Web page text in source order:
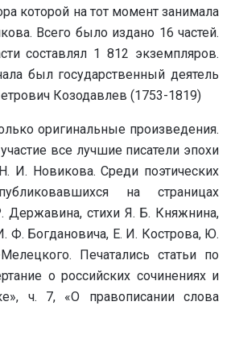
которой на тот момент занимала
Всего было издано 16 частей.
составлял 1 812 экземпляров.
был государственный деятель
Козодавлев (1753-1819)
оригинальные произведения.
все лучшие писатели эпохи
И. Новикова. Среди поэтических
на страницах
Державина, стихи Я. Б. Княжнина,
Ф. Богдановича, Е. И. Кострова, Ю.
Печатались статьи по
о российских сочинениях и
ч. 7, «О правописании слова